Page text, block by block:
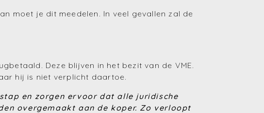
moet je dit meedelen. In veel gevallen zal de
Deze blijven in het bezit van de VME.
hij is niet verplicht daartoe.
en zorgen ervoor dat alle juridische
overgemaakt aan de koper. Zo verloopt